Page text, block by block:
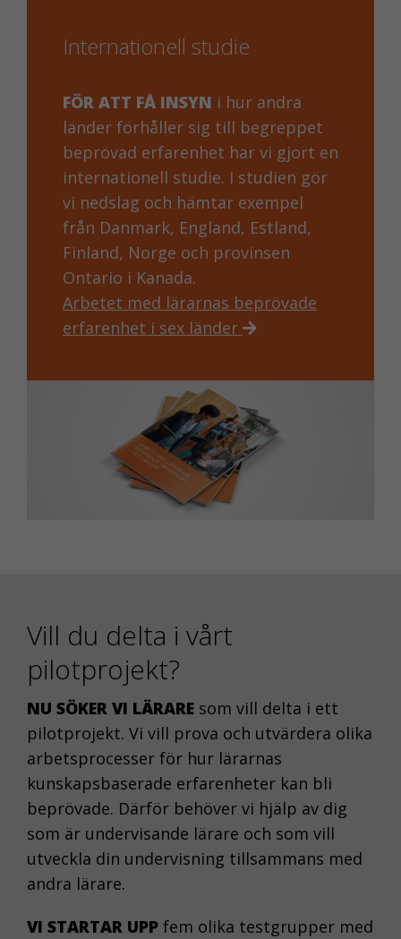
Internationell studie
FÖR ATT FÅ INSYN i hur andra
länder förhåller sig till begreppet
beprövad erfarenhet har vi gjort en
internationell studie. I studien gör
vi nedslag och hämtar exempel
från Danmark, England, Estland,
Finland, Norge och provinsen
Ontario i Kanada.
Arbetet med lärarnas beprövade
erfarenhet i sex länder
Vill du delta i vårt
pilotprojekt?
NU SÖKER VI LÄRAREsom vill delta i ett
pilotprojekt. Vi vill prova och utvärdera olika
arbetsprocesser för hur lärarnas
kunskapsbaserade erfarenheter kan bli
beprövade. Därför behöver vi hjälp av dig
som är undervisande lärare och som vill
utveckla din undervisning tillsammans med
andra lärare.
VI STARTAR UPPfem olika testgrupper med